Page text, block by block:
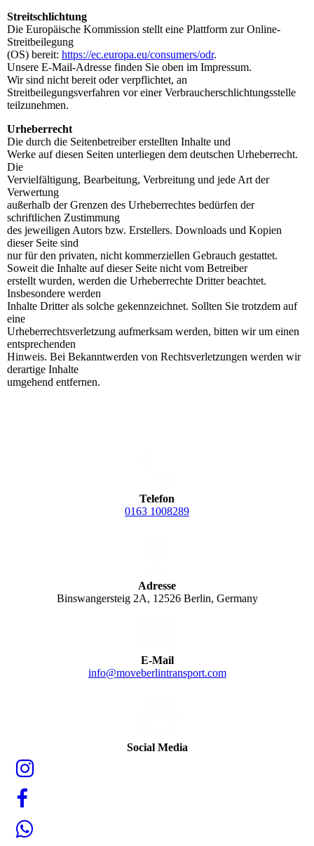
Streitschlichtung
Die Europäische Kommission stellt eine Plattform zur Online-
Streitbeilegung
(OS) bereit: https://ec.europa.eu/consumers/odr.
Unsere E-Mail-Adresse finden Sie oben im Impressum.
Wir sind nicht bereit oder verpflichtet, an
Streitbeilegungsverfahren vor einer Verbraucherschlichtungsstelle
teilzunehmen.
Urheberrecht
Die durch die Seitenbetreiber erstellten Inhalte und
Werke auf diesen Seiten unterliegen dem deutschen Urheberrecht.
Die
Vervielfältigung, Bearbeitung, Verbreitung und jede Art der
Verwertung
außerhalb der Grenzen des Urheberrechtes bedürfen der
schriftlichen Zustimmung
des jeweiligen Autors bzw. Erstellers. Downloads und Kopien
dieser Seite sind
nur für den privaten, nicht kommerziellen Gebrauch gestattet.
Soweit die Inhalte auf dieser Seite nicht vom Betreiber
erstellt wurden, werden die Urheberrechte Dritter beachtet.
Insbesondere werden
Inhalte Dritter als solche gekennzeichnet. Sollten Sie trotzdem auf
eine
Urheberrechtsverletzung aufmerksam werden, bitten wir um einen
entsprechenden
Hinweis. Bei Bekanntwerden von Rechtsverletzungen werden wir
derartige Inhalte
umgehend entfernen.
Telefon
0163 1008289
Adresse
Binswangersteig 2A, 12526 Berlin, Germany
E-Mail
info@moveberlintransport.com
Social Media